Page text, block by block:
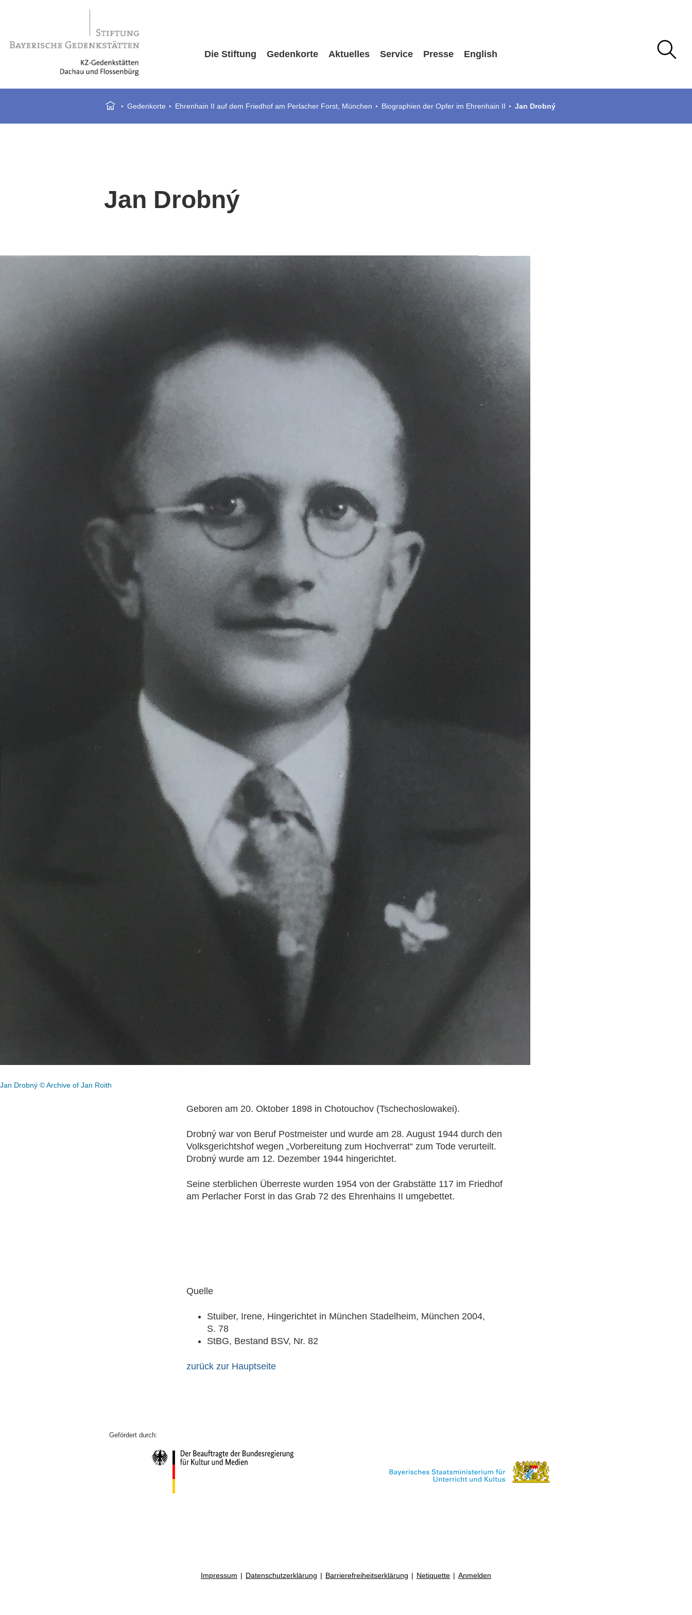
Die Stiftung Gedenkorte Aktuelles Service Presse English
Gedenkorte Ehrenhain II auf dem Friedhof am Perlacher Forst, München Biographien der Opfer im Ehrenhain II Jan Drobný
Jan Drobný
Jan Drobný © Archive of Jan Roith
Geboren am 20. Oktober 1898 in Chotouchov (Tschechoslowakei).
Drobný war von Beruf Postmeister und wurde am 28. August 1944 durch den
Volksgerichtshof wegen „Vorbereitung zum Hochverrat“ zum Tode verurteilt.
Drobný wurde am 12. Dezember 1944 hingerichtet.
Seine sterblichen Überreste wurden 1954 von der Grabstätte 117 im Friedhof
am Perlacher Forst in das Grab 72 des Ehrenhains II umgebettet.
Quelle
Stuiber, Irene, Hingerichtet in München Stadelheim, München 2004,
S. 78
StBG, Bestand BSV, Nr. 82
zurück zur Hauptseite
Impressum Datenschutzerklärung Barrierefreiheitserklärung Netiquette Anmelden